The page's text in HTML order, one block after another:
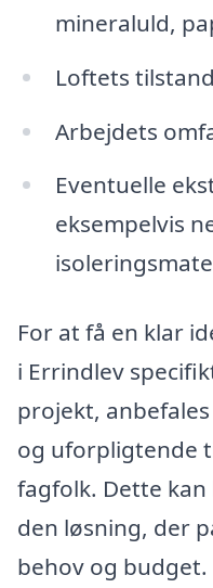
mineraluld,
Loftets
Arbejdets
Eventuelle
eksempelvis
For at få en klar
i Errindlev
projekt,
og uforpligtende
fagfolk. Dette
den løsning, der
behov og budget.